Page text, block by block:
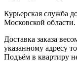
Курьерская служба
Московской области.
Доставка заказа
указанному адресу
Подъём в квартиру